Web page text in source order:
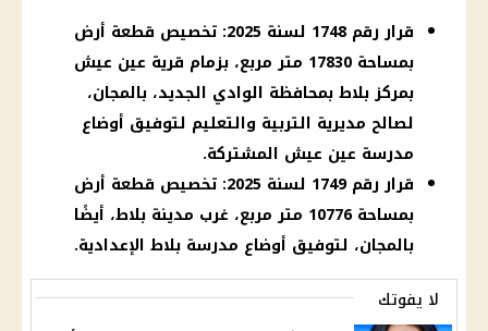
قرار رقم 1748 لسنة 2025: تخصيص قطعة أرض
بمساحة 17830 متر مربع، بزمام قرية عين عيش
بمركز بلاط بمحافظة الوادي الجديد، بالمجان،
لصالح مديرية التربية والتعليم لتوفيق أوضاع
مدرسة عين عيش المشتركة.
قرار رقم 1749 لسنة 2025: تخصيص قطعة أرض
بمساحة 10776 متر مربع، غرب مدينة بلاط، أيضًا
بالمجان، لتوفيق أوضاع مدرسة بلاط الإعدادية.
لا يفوتك